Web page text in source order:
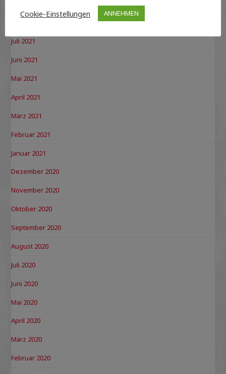
Juli 2021
Juni 2021
Mai 2021
April 2021
März 2021
Februar 2021
Januar 2021
Dezember 2020
November 2020
Oktober 2020
September 2020
August 2020
Juli 2020
Juni 2020
Mai 2020
April 2020
März 2020
Februar 2020
Cookie-Einstellungen
ANNEHMEN